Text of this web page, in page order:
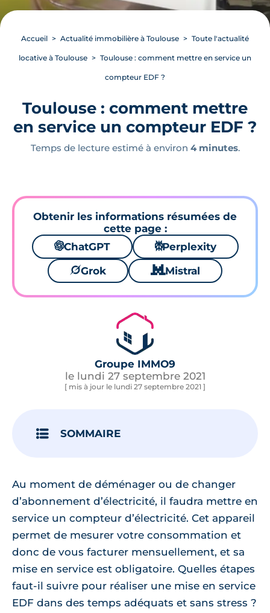
Accueil Actualité immobilière à Toulouse Toute l'actualité
locative à Toulouse Toulouse : comment mettre en service un
compteur EDF ?
Toulouse : comment mettre
en service un compteur EDF ?
Temps de lecture estimé à environ 4 minutes.
Obtenir les informations résumées de
cette page :
🌌ChatGPT ⚙Perplexity
🪐Grok 🐱 Mistral
Groupe IMMO9
le lundi 27 septembre 2021
[ mis à jour le lundi 27 septembre 2021 ]
SOMMAIRE
Au moment de déménager ou de changer
d’abonnement d’électricité, il faudra mettre en
service un compteur d’électricité. Cet appareil
permet de mesurer votre consommation et
donc de vous facturer mensuellement, et sa
mise en service est obligatoire. Quelles étapes
faut-il suivre pour réaliser une mise en service
EDF dans des temps adéquats et sans stress ?